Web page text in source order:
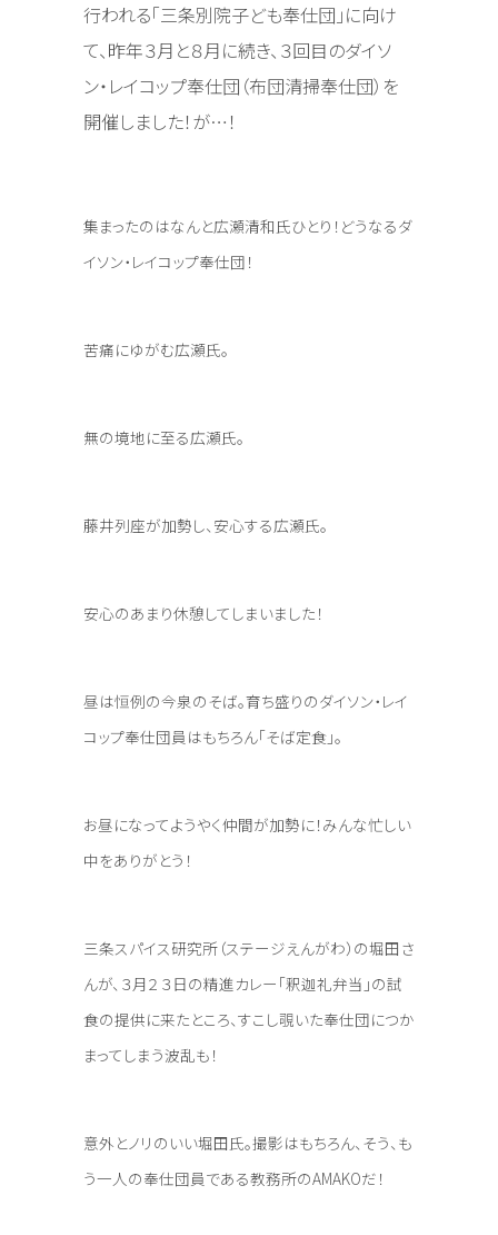
行われる「三条別院子ども奉仕団」に向け
て、昨年３月と８月に続き、３回目のダイソ
ン・レイコップ奉仕団（布団清掃奉仕団）を
開催しました！が…！
集まったのはなんと広瀬清和氏ひとり！どうなるダ
イソン・レイコップ奉仕団！
苦痛にゆがむ広瀬氏。
無の境地に至る広瀬氏。
藤井列座が加勢し、安心する広瀬氏。
安心のあまり休憩してしまいました！
昼は恒例の今泉のそば。育ち盛りのダイソン・レイ
コップ奉仕団員はもちろん「そば定食」。
お昼になってようやく仲間が加勢に！みんな忙しい
中をありがとう！
三条スパイス研究所（ステージえんがわ）の堀田さ
んが、３月２３日の精進カレー「釈迦礼弁当」の試
食の提供に来たところ、すこし覗いた奉仕団につか
まってしまう波乱も！
意外とノリのいい堀田氏。撮影はもちろん、そう、も
う一人の奉仕団員である教務所のAMAKOだ！